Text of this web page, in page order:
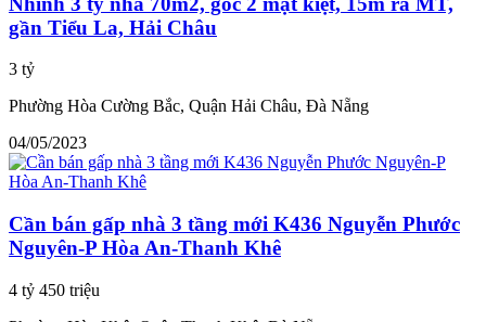
gần Tiểu La, Hải Châu
3 tỷ
Phường Hòa Cường Bắc, Quận Hải Châu, Đà Nẵng
04/05/2023
Cần bán gấp nhà 3 tầng mới K436 Nguyễn Phước
Nguyên-P Hòa An-Thanh Khê
4 tỷ 450 triệu